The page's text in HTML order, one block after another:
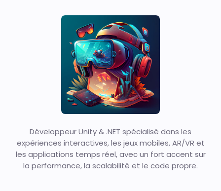
Développeur Unity & .NET spécialisé dans les
expériences interactives, les jeux mobiles, AR/VR et
les applications temps réel, avec un fort accent sur
la performance, la scalabilité et le code propre.